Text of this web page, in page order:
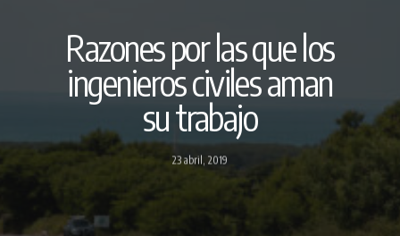
Razones por las que los
ingenieros civiles aman
su trabajo
23 abril, 2019